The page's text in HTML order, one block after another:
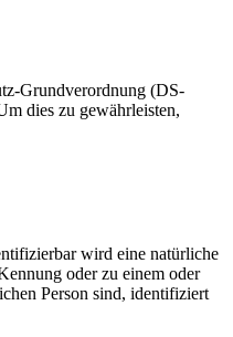
Grundverordnung (DS-
dies zu gewährleisten,
wird eine natürliche
oder zu einem oder
Person sind, identifiziert